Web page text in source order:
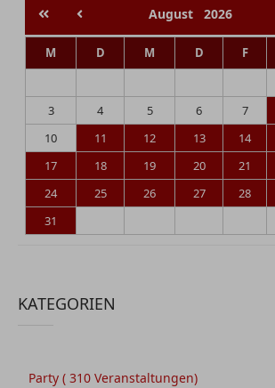
August 2026
M D M D F
3
4 5 6 7
10
11 12 13 14
17
18 19 20 21
24
25 26 27 28
31
KATEGORIEN
Party ( 310 Veranstaltungen)